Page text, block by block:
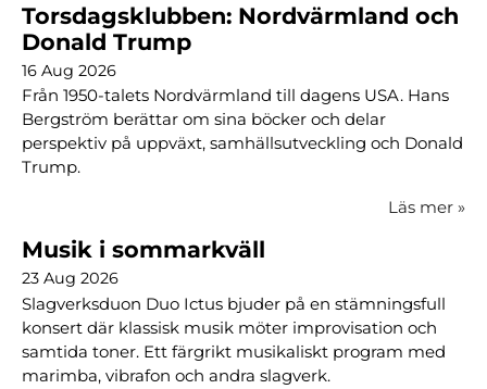
Torsdagsklubben: Nordvärmland och
Donald Trump
16 Aug 2026
Från 1950-talets Nordvärmland till dagens USA. Hans
Bergström berättar om sina böcker och delar
perspektiv på uppväxt, samhällsutveckling och Donald
Trump.
Läs mer »
Musik i sommarkväll
23 Aug 2026
Slagverksduon Duo Ictus bjuder på en stämningsfull
konsert där klassisk musik möter improvisation och
samtida toner. Ett färgrikt musikaliskt program med
marimba, vibrafon och andra slagverk.